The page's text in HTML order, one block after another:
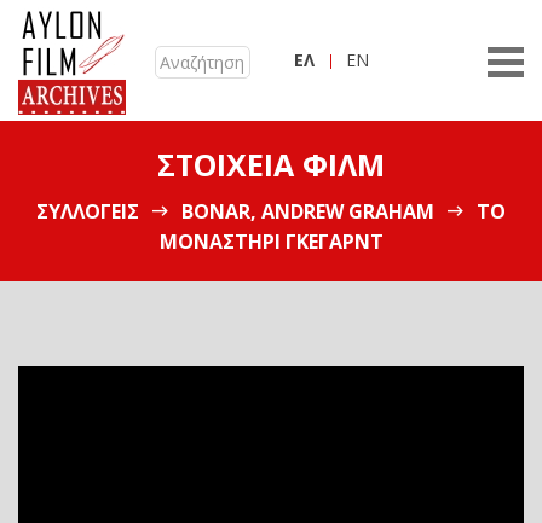
ΕΛ EN
ΣΤΟΙΧΕΊΑ ΦΙΛΜ
ΣΥΛΛΟΓΕΊΣ BONAR, ANDREW GRAHAM
ΤΟ
ΜΟΝΑΣΤΉΡΙ ΓΚΕΓΆΡΝΤ